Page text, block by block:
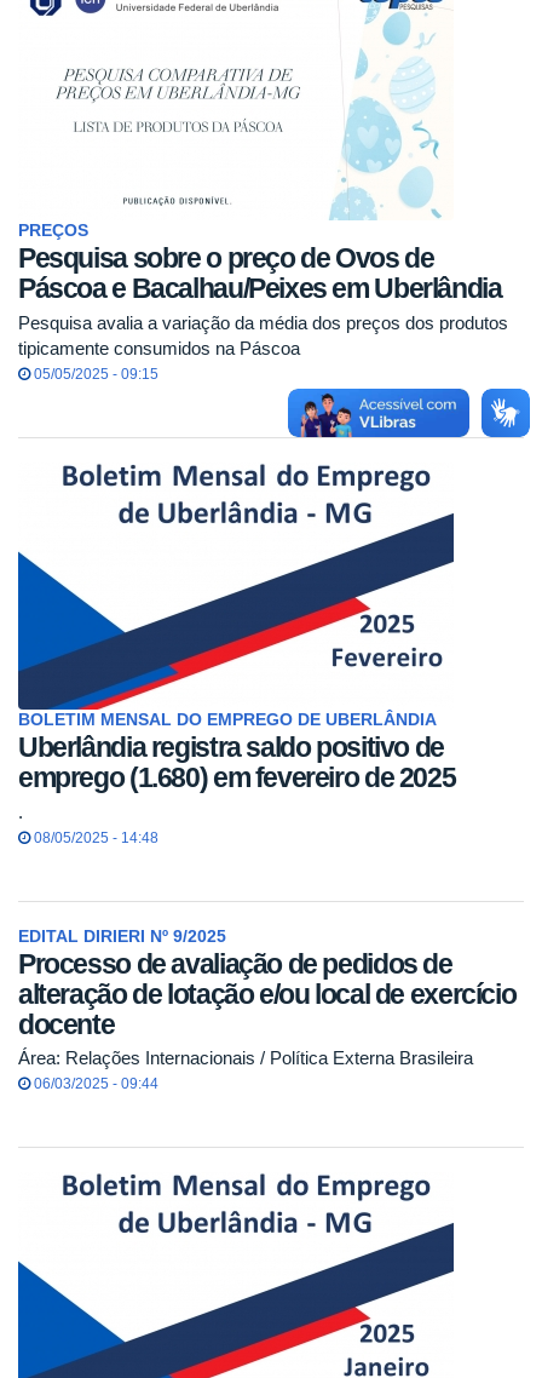
PREÇOS
Pesquisa sobre o preço de Ovos de
Páscoa e Bacalhau/Peixes em Uberlândia
Pesquisa avalia a variação da média dos preços dos produtos
tipicamente consumidos na Páscoa
05/05/2025 - 09:15
BOLETIM MENSAL DO EMPREGO DE UBERLÂNDIA
Uberlândia registra saldo positivo de
emprego (1.680) em fevereiro de 2025
.
08/05/2025 - 14:48
EDITAL DIRIERI Nº 9/2025
Processo de avaliação de pedidos de
alteração de lotação e/ou local de exercício
docente
Área: Relações Internacionais / Política Externa Brasileira
06/03/2025 - 09:44